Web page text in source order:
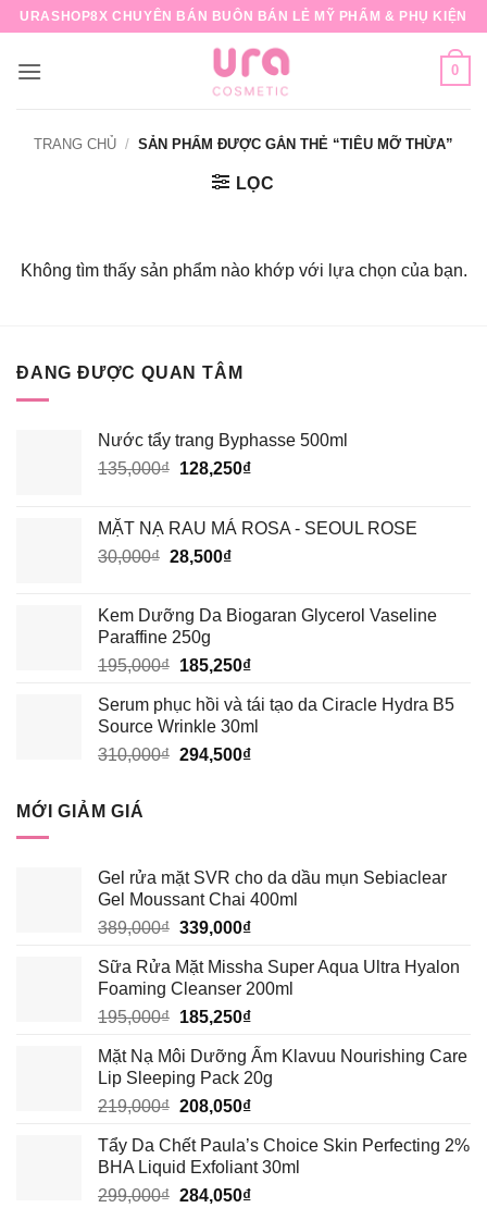
Bỏ
nội
URASHOP8X CHUYÊN BÁN BUÔN BÁN LẺ MỸ PHẨM & PHỤ KIỆN
0
TRANG CHỦ / SẢN PHẨM ĐƯỢC GẮN THẺ “TIÊU MỠ THỪA”
LỌC
Không tìm thấy sản phẩm nào khớp với lựa chọn của bạn.
ĐANG ĐƯỢC QUAN TÂM
Nước tẩy trang Byphasse 500ml
135,000₫ Giá
135,000₫.
128,250₫Giá
là:
MẶT NẠ RAU MÁ ROSA - SEOUL ROSE
30,000₫ Giá
30,000₫.
28,500₫Giá
là:
Kem Dưỡng Da Biogaran Glycerol Vaseline
Paraffine 250g
195,000₫ Giá
là:
195,000₫.
185,250₫Giá
tại
là:
185,250₫.
Serum phục hồi và tái tạo da Ciracle Hydra B5
Source Wrinkle 30ml
310,000₫ Giá
294,500₫Giá
MỚI GIẢM GIÁ
Gel rửa mặt SVR cho da dầu mụn Sebiaclear
Gel Moussant Chai 400ml
389,000₫ Giá
là:
389,000₫.
339,000₫Giá
tại
là:
339,000₫.
Sữa Rửa Mặt Missha Super Aqua Ultra Hyalon
Foaming Cleanser 200ml
195,000₫ Giá
là:
195,000₫.
185,250₫Giá
tại
là:
185,250₫.
Mặt Nạ Môi Dưỡng Ẩm Klavuu Nourishing Care
Lip Sleeping Pack 20g
219,000₫ Giá
là:
219,000₫.
208,050₫Giá
tại
là:
208,050₫.
Tẩy Da Chết Paula’s Choice Skin Perfecting 2%
BHA Liquid Exfoliant 30ml
299,000₫ Giá
284,050₫Giá